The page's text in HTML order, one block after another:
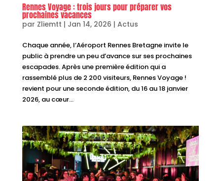
Rennes Voyage : trois jours pour préparer vos
prochaines vacances
par Zliemtt | Jan 14, 2026 | Actus
Chaque année, l’Aéroport Rennes Bretagne invite le
public à prendre un peu d’avance sur ses prochaines
escapades. Après une première édition qui a
rassemblé plus de 2 200 visiteurs, Rennes Voyage !
revient pour une seconde édition, du 16 au 18 janvier
2026, au cœur...